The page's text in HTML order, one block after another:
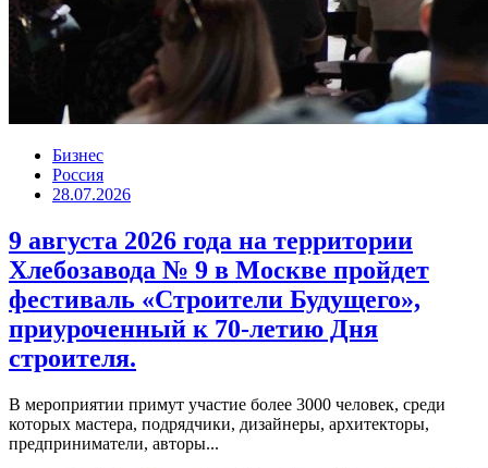
Бизнес
Россия
28.07.2026
9 августа 2026 года на территории
Хлебозавода № 9 в Москве пройдет
фестиваль «Строители Будущего»,
приуроченный к 70-летию Дня
строителя.
В мероприятии примут участие более 3000 человек, среди
которых мастера, подрядчики, дизайнеры, архитекторы,
предприниматели, авторы...